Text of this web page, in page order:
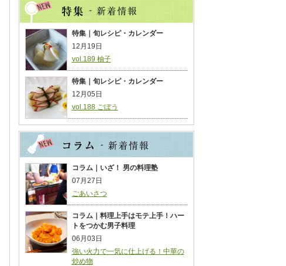
特集｜旬レシピ・カレンダー
12月19日
vol.189 柚子
特集｜旬レシピ・カレンダー
12月05日
vol.188 ごぼう
コラム｜いざ！ 男の料理塾
07月27日
ごあいさつ
コラム｜料理上手はモテ上手！ハー
トをつかむ男子料理
06月03日
強い火力で一気に仕上げる！中華の
炒め物